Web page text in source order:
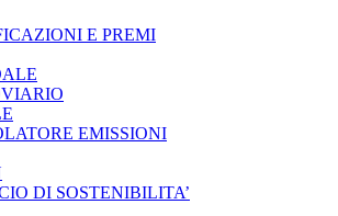
E PREMI
EMISSIONI
DI SOSTENIBILITA’